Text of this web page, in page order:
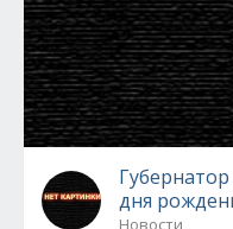
дня
Новости